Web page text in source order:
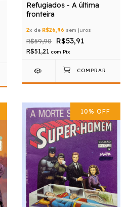
Refugiados - A última
fronteira
2x de R$26,96 sem juros
R$59,90 R$53,91
R$51,21 com Pix
10% OFF